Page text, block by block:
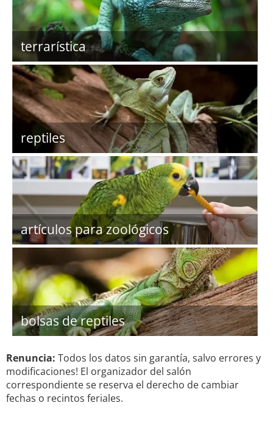
terrarística
reptiles
artículos para zoológicos
bolsas de reptiles
Renuncia: Todos los datos sin garantía, salvo errores y
modificaciones! El organizador del salón
correspondiente se reserva el derecho de cambiar
fechas o recintos feriales.